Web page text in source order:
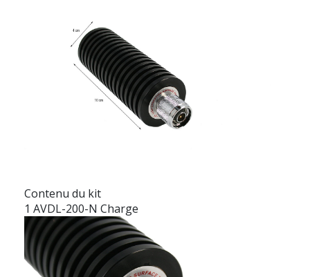
Contenu du kit
1 AVDL-200-N Charge